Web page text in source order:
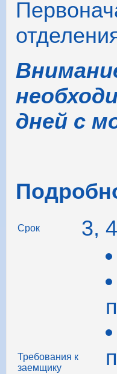
дней с
Срок 3,
Требования к
заемщику